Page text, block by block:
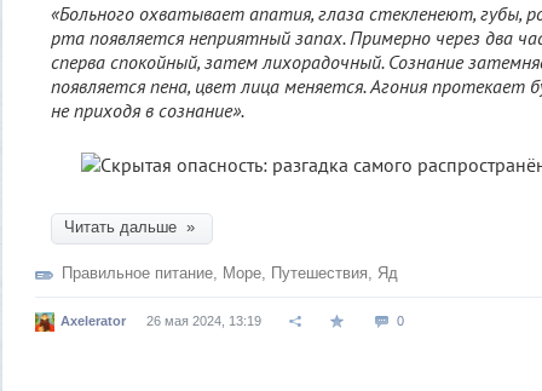
«Больного охватывает апатия, глаза стекленеют, губы,
рта появляется неприятный запах. Примерно через два
сперва спокойный, затем лихорадочный. Сознание
появляется пена, цвет лица меняется. Агония протекает
не приходя в сознание».
Читать дальше »
Правильное питание, Море, Путешествия, Яд
Axelerator 26 мая 2024, 13:19 0